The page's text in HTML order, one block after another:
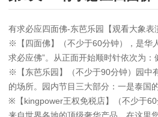
有求必应四面佛-东芭乐园【观看大象
※【四面佛】（不少于60分钟），是华
求必应佛”。从正面开始顺时针依次为
※【东芭乐园】（不少于90分钟）园中
的场所。园内节目三大部分：一是泰国
※【kingpower王权免税店】（不少于